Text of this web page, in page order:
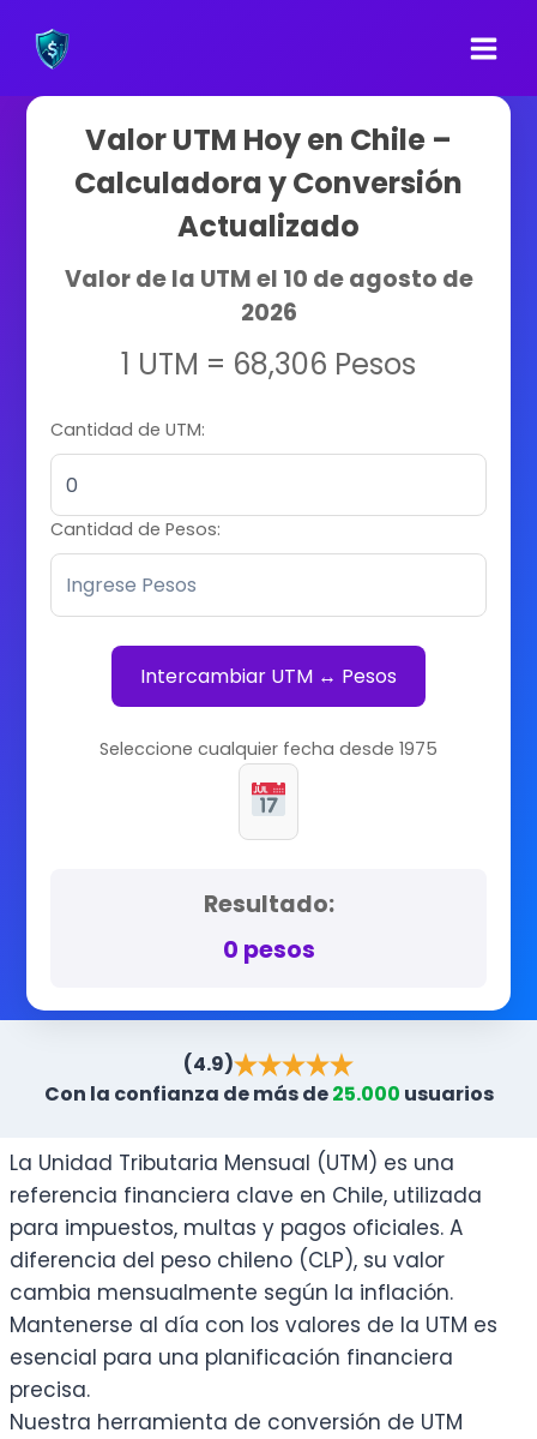
contenido
Valor UTM Hoy en Chile –
Calculadora y Conversión
Actualizado
Valor de la UTM el 10 de agosto de
2026
1 UTM = 68,306 Pesos
Cantidad de UTM:
Cantidad de Pesos:
Intercambiar UTM ↔ Pesos
Seleccione cualquier fecha desde 1975
Resultado:
0 pesos
(4.9)
Con la confianza de más de25.000 usuarios
La Unidad Tributaria Mensual (UTM) es una
referencia financiera clave en Chile, utilizada
para impuestos, multas y pagos oficiales. A
diferencia del peso chileno (CLP), su valor
cambia mensualmente según la inflación.
Mantenerse al día con los valores de la UTM es
esencial para una planificación financiera
precisa.
Nuestra herramienta de conversión de UTM